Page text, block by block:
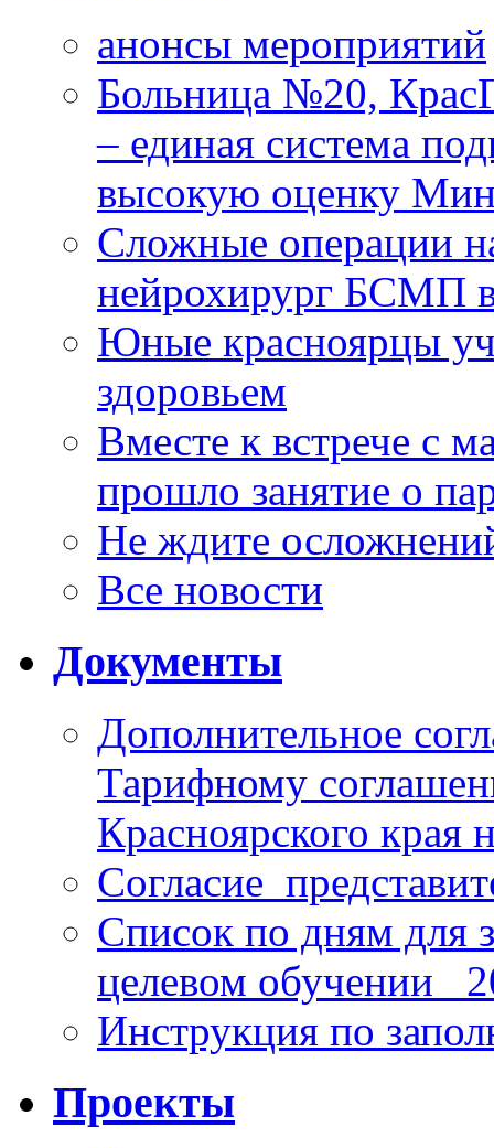
анонсы мероприятий
Больница №20,
– единая система
высокую оценку
Сложные операции
нейрохирург БСМП
Юные красноярцы
здоровьем
Вместе к встрече с
прошло занятие о
Не ждите
Все новости
Документы
Дополнительное
Тарифному
Красноярского края
Список по дням для
целевом обучении_
Инструкция по
Проекты